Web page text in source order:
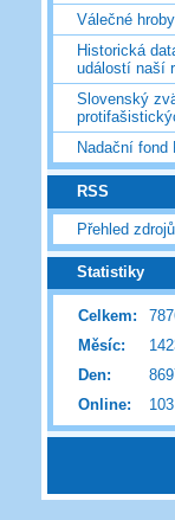
Válečné
Historická
událostí naší
Slovenský
Nadační fond
RSS
Přehled zdrojů
Statistiky
Online: 103
Celkem:
Měsíc:
Den: